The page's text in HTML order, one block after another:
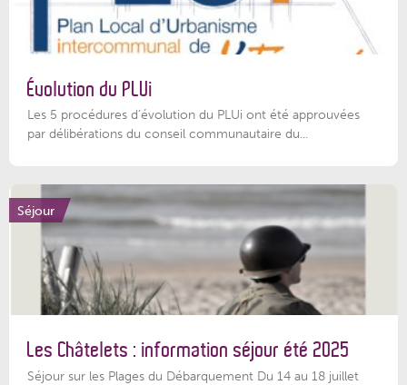
Évolution du PLUi
Les 5 procédures d’évolution du PLUi ont été approuvées
par délibérations du conseil communautaire du...
Séjour
Les Châtelets : information séjour été 2025
Séjour sur les Plages du Débarquement Du 14 au 18 juillet